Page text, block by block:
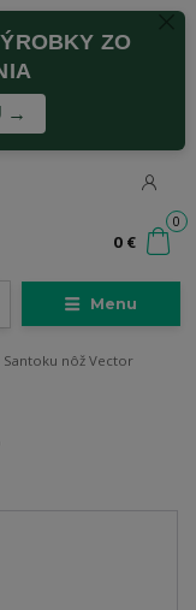
ZO
→
Menu
0
0 €
Santoku nôž Vector